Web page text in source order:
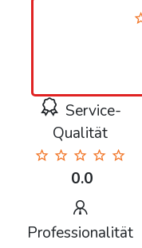
Service-
Qualität
0.0
Professionalität